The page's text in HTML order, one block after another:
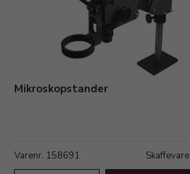
Mikroskopstander
Varenr. 158691 Skaffevare